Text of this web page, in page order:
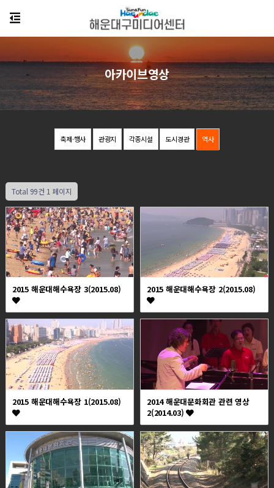
축제·행사 관광지 각종시설 도시경관 역사
아카이브영상
Total 99건 1 페이지
2015 해운대해수욕장 3(2015.08) 2015 해운대해수욕장 2(2015.08)
2015 해운대해수욕장 1(2015.08)
2014 해운대문화회관 관련 영상
2(2014.03)